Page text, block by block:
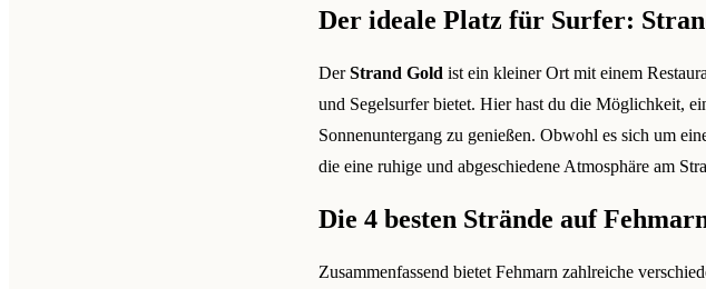
Der ideale Platz für Surfer:
DerStrand Gold ist ein kleiner Ort mit einem
und Segelsurfer bietet. Hier hast du die Möglichkeit,
Sonnenuntergang zu genießen. Obwohl es sich um
die eine ruhige und abgeschiedene Atmosphäre am
Die 4 besten Strände auf
Zusammenfassend bietet Fehmarn zahlreiche